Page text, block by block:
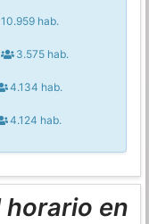
hab.
3.575 hab.
4.134 hab.
4.124 hab.
en